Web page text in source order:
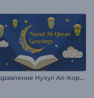
П
оздравление Нузул Ал-Коран